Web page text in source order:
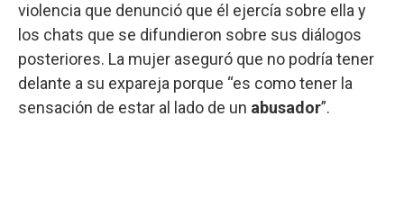
violencia que denunció que él ejercía sobre ella y
los chats que se difundieron sobre sus diálogos
posteriores. La mujer aseguró que no podría tener
delante a su expareja porque “es como tener la
sensación de estar al lado de un abusador”.